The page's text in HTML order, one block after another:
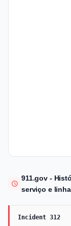
911.gov -
serviço e
Incident 312